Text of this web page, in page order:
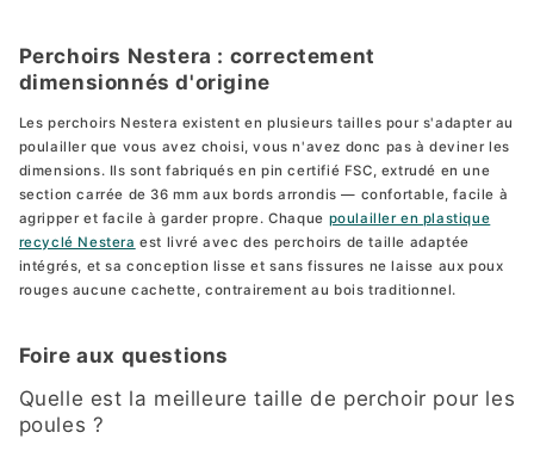
Perchoirs Nestera : correctement
dimensionnés d'origine
Les perchoirs Nestera existent en plusieurs tailles pour s'adapter au
poulailler que vous avez choisi, vous n'avez donc pas à deviner les
dimensions. Ils sont fabriqués en pin certifié FSC, extrudé en une
section carrée de 36 mm aux bords arrondis — confortable, facile à
agripper et facile à garder propre. Chaque poulailler en plastique
recyclé Nestera est livré avec des perchoirs de taille adaptée
intégrés, et sa conception lisse et sans fissures ne laisse aux poux
rouges aucune cachette, contrairement au bois traditionnel.
Foire aux questions
Quelle est la meilleure taille de perchoir pour les
poules ?